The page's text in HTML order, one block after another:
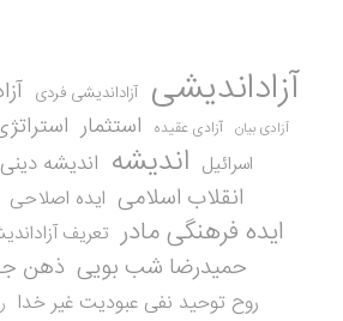
آزاداندیشی آزاداندیشی فردی
آزادی بیان آزادی عقیده استثمار
اسرائیل اندیشه اندیشه دینی
انقلاب اسلامی ایده اصلاحی
ایده فرهنگی مادر تعریف
حمیدرضا شب بویی ذهن
روح توحید نفی عبودیت غیر خدا